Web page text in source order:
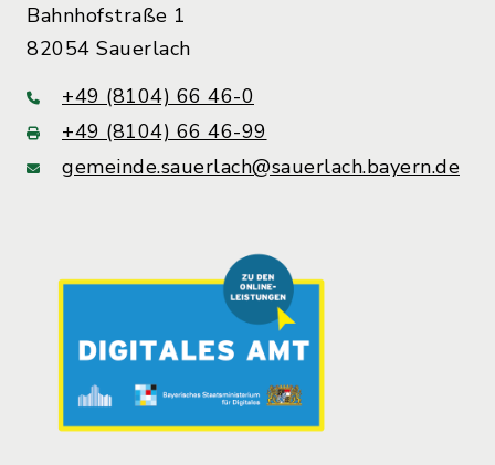
Bahnhofstraße 1
82054 Sauerlach
+49 (8104) 66 46-0
+49 (8104) 66 46-99
gemeinde.sauerlach@sauerlach.bayern.de